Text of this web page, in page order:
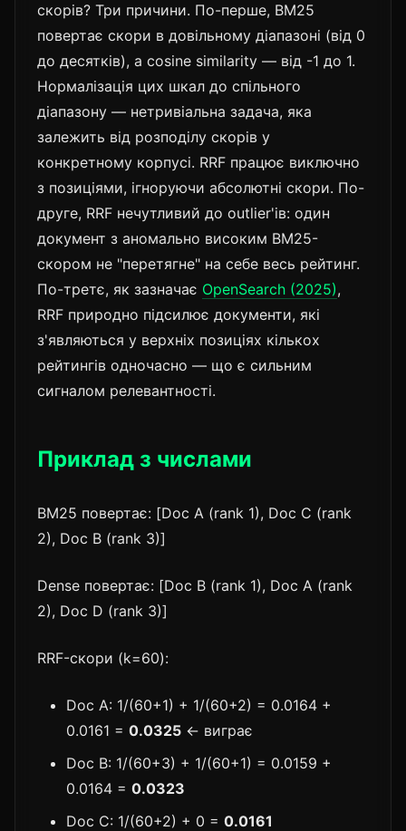
скорів? Три причини. По-перше, BM25
повертає скори в довільному діапазоні (від 0
до десятків), а cosine similarity — від -1 до 1.
Нормалізація цих шкал до спільного
діапазону — нетривіальна задача, яка
залежить від розподілу скорів у
конкретному корпусі. RRF працює виключно
з позиціями, ігноруючи абсолютні скори. По-
друге, RRF нечутливий до outlier'ів: один
документ з аномально високим BM25-
скором не "перетягне" на себе весь рейтинг.
По-третє, як зазначає OpenSearch (2025),
RRF природно підсилює документи, які
з'являються у верхніх позиціях кількох
рейтингів одночасно — що є сильним
сигналом релевантності.
Приклад з числами
BM25 повертає: [Doc A (rank 1), Doc C (rank
2), Doc B (rank 3)]
Dense повертає: [Doc B (rank 1), Doc A (rank
2), Doc D (rank 3)]
RRF-скори (k=60):
Doc A: 1/(60+1) + 1/(60+2) = 0.0164 +
0.0161 = 0.0325 ← виграє
Doc B: 1/(60+3) + 1/(60+1) = 0.0159 +
0.0164 = 0.0323
Doc C: 1/(60+2) + 0 = 0.0161